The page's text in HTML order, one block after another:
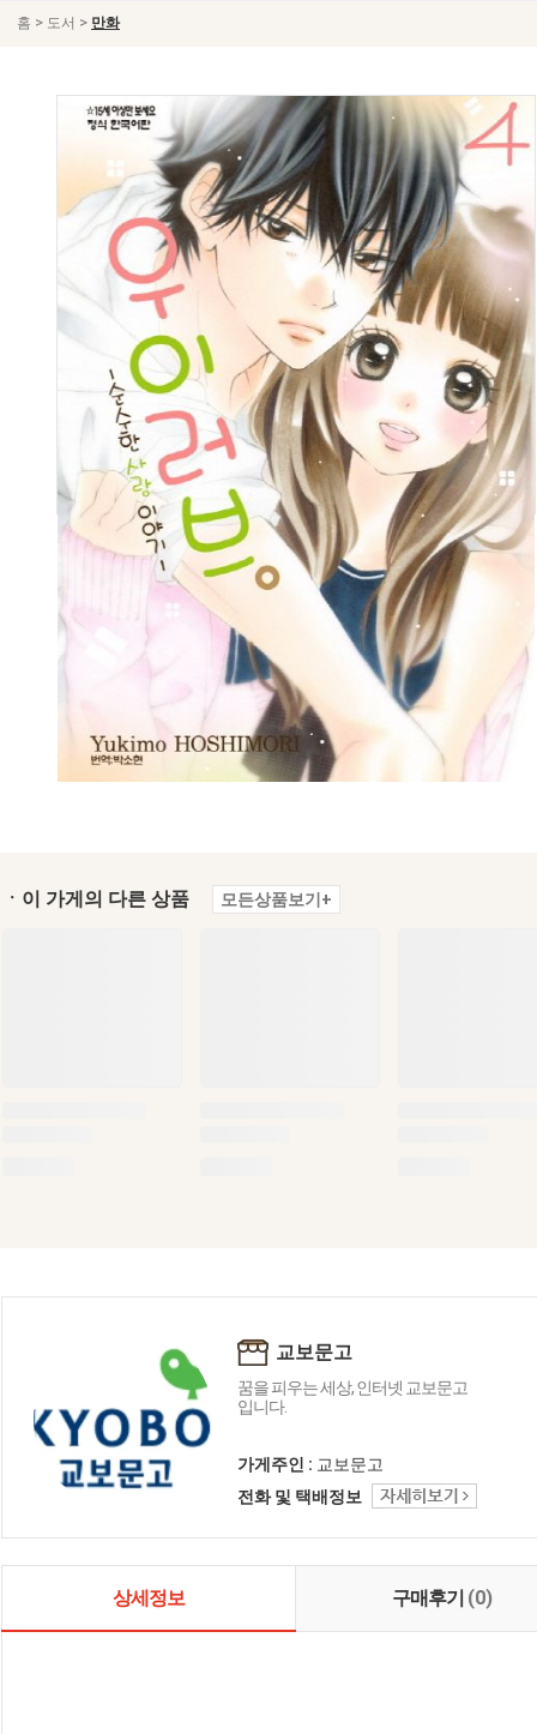
홈 > 도서 > 만화
ㆍ이 가게의 다른 상품 모든상품보기+
교보문고
꿈을 피우는 세상, 인터넷 교보문고
입니다.
가게주인 : 교보문고
전화 및 택배정보
상세정보 구매후기 (0)